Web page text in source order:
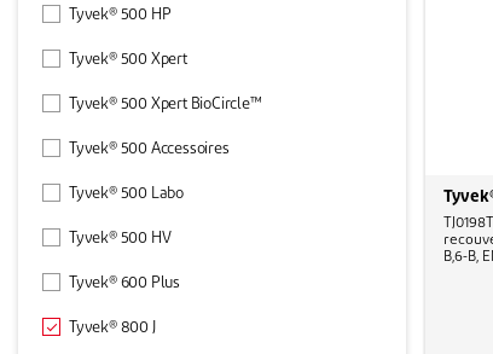
Tyvek® 500 HP
Tyvek® 500 Xpert
Tyvek® 500 Xpert BioCircle™
Tyvek® 500 Accessoires
Tyvek® 500 Labo
Tyvek® 500 HV
Tyvek® 600 Plus
Tyvek® 800 J
B,6-B,